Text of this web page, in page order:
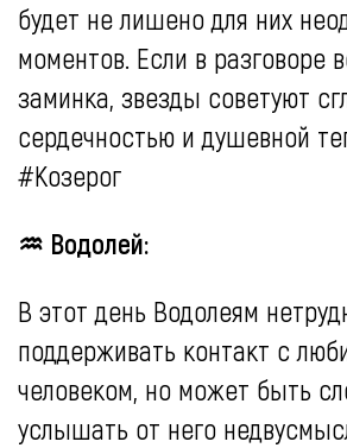
будет не лишено для них
моментов. Если в разговоре
заминка, звезды советуют
сердечностью и душевной
#Козерог
♒ Водолей:
В этот день Водолеям
поддерживать контакт с
человеком, но может быть
услышать от него